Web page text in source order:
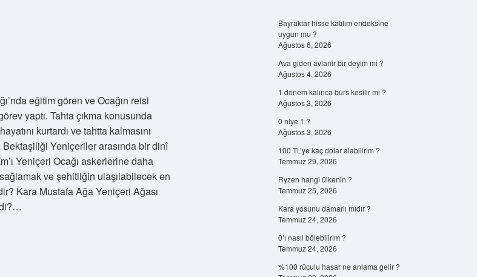
eğitim gören ve Ocağın reisi
yaptı. Tahta çıkma konusunda
kurtardı ve tahtta kalmasını
Yeniçeriler arasında bir dinî
Yeniçeri Ocağı askerlerine daha
ve şehitliğin ulaşılabilecek en
Kara Mustafa Ağa Yeniçeri Ağası
Bayraktar hisse katılım endeksine
uygun mu ?
Ağustos 6, 2026
Ava giden avlanir bir deyim mi ?
Ağustos 4, 2026
1 dönem kalınca burs kesilir mi ?
Ağustos 3, 2026
0 niye 1 ?
Ağustos 3, 2026
100 TL’ye kaç dolar alabilirim ?
Temmuz 29, 2026
Ryzen hangi ülkenin ?
Temmuz 25, 2026
Kara yosunu damarlı mıdır ?
Temmuz 24, 2026
0’ı nasıl bölebilirim ?
Temmuz 24, 2026
%100 rüculu hasar ne anlama gelir ?